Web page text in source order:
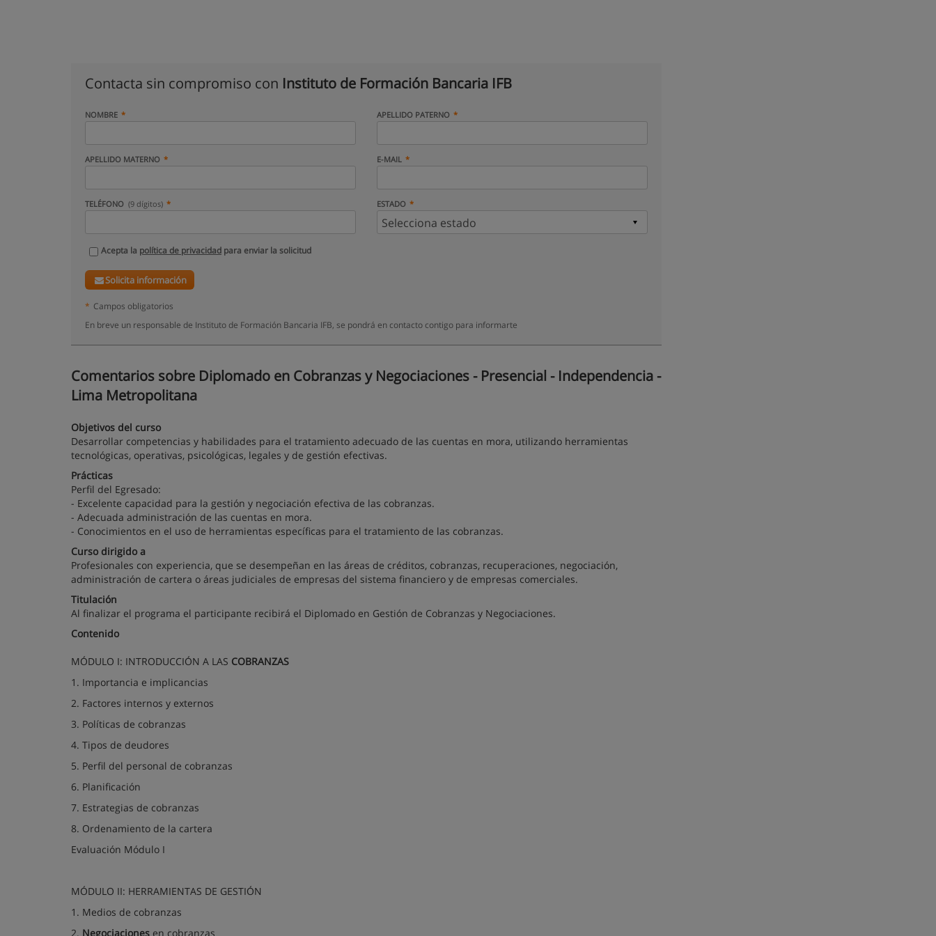
Contacta sin compromiso con Instituto de Formación Bancaria IFB
NOMBRE APELLIDO PATERNO
APELLIDO MATERNO E-MAIL
TELÉFONO (9 dígitos) ESTADO
Acepta la política de privacidad para enviar la solicitud
Solicita información
* Campos obligatorios
En breve un responsable de Instituto de Formación Bancaria IFB, se pondrá en contacto contigo para informarte
Comentarios sobre Diplomado en Cobranzas y Negociaciones - Presencial - Independencia -
Lima Metropolitana
Objetivos del curso
Desarrollar competencias y habilidades para el tratamiento adecuado de las cuentas en mora, utilizando herramientas
tecnológicas, operativas, psicológicas, legales y de gestión efectivas.
Prácticas
Perfil del Egresado:
- Excelente capacidad para la gestión y negociación efectiva de las cobranzas.
- Adecuada administración de las cuentas en mora.
- Conocimientos en el uso de herramientas específicas para el tratamiento de las cobranzas.
Curso dirigido a
Profesionales con experiencia, que se desempeñan en las áreas de créditos, cobranzas, recuperaciones, negociación,
administración de cartera o áreas judiciales de empresas del sistema financiero y de empresas comerciales.
Titulación
Al finalizar el programa el participante recibirá el Diplomado en Gestión de Cobranzas y Negociaciones.
Contenido
MÓDULO I: INTRODUCCIÓN A LAS COBRANZAS
1. Importancia e implicancias
2. Factores internos y externos
3. Políticas de cobranzas
4. Tipos de deudores
5. Perfil del personal de cobranzas
6. Planificación
7. Estrategias de cobranzas
8. Ordenamiento de la cartera
Evaluación Módulo I
MÓDULO II: HERRAMIENTAS DE GESTIÓN
1. Medios de cobranzas
2. Negociaciones en cobranzas